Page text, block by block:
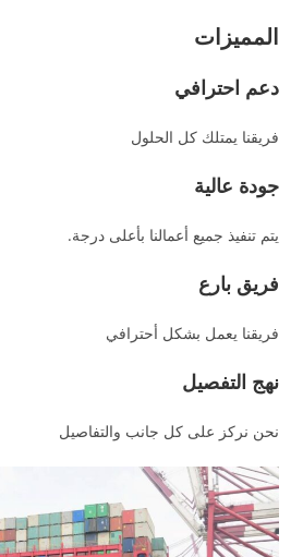
المميزات
دعم احترافي
فريقنا يمتلك كل الحلول
جودة عالية
يتم تنفيذ جميع أعمالنا بأعلى درجة.
فريق بارع
فريقنا يعمل بشكل أحترافي
نهج التفصيل
نحن نركز على كل جانب والتفاصيل